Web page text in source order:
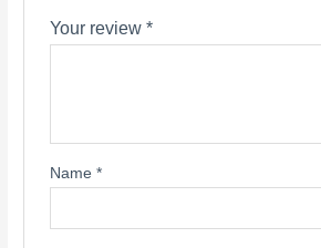
Your review *
Name *